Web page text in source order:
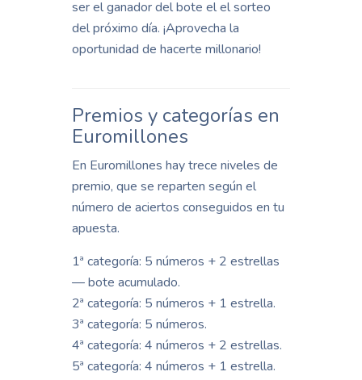
ser el ganador del bote el el sorteo
del próximo día. ¡Aprovecha la
oportunidad de hacerte millonario!
Premios y categorías en
Euromillones
En Euromillones hay trece niveles de
premio, que se reparten según el
número de aciertos conseguidos en tu
apuesta.
1ª categoría: 5 números + 2 estrellas
— bote acumulado.
2ª categoría: 5 números + 1 estrella.
3ª categoría: 5 números.
4ª categoría: 4 números + 2 estrellas.
5ª categoría: 4 números + 1 estrella.